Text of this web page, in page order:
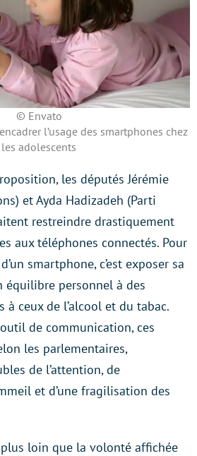
© Envato
l’usage des smartphones chez
les adolescents
les députés Jérémie
et Ayda Hadizadeh (Parti
restreindre drastiquement
aux téléphones connectés. Pour
smartphone, c’est exposer sa
équilibre personnel à des
à ceux de l’alcool et du tabac.
de communication, ces
les parlementaires,
de l’attention, de
et d’une fragilisation des
loin que la volonté affichée